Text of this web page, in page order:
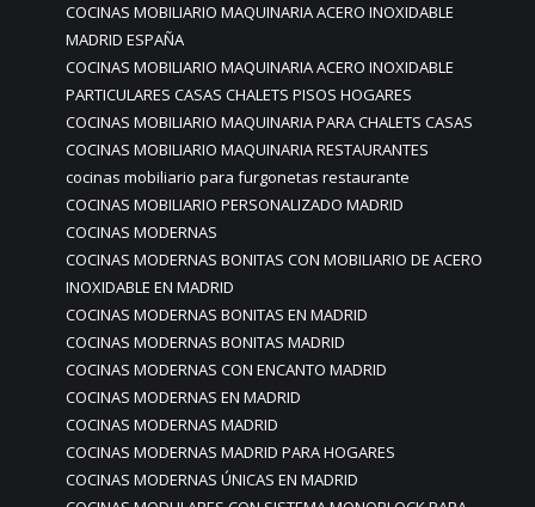
COCINAS MOBILIARIO MAQUINARIA ACERO INOXIDABLE
MADRID ESPAÑA
COCINAS MOBILIARIO MAQUINARIA ACERO INOXIDABLE
PARTICULARES CASAS CHALETS PISOS HOGARES
COCINAS MOBILIARIO MAQUINARIA PARA CHALETS CASAS
COCINAS MOBILIARIO MAQUINARIA RESTAURANTES
cocinas mobiliario para furgonetas restaurante
COCINAS MOBILIARIO PERSONALIZADO MADRID
COCINAS MODERNAS
COCINAS MODERNAS BONITAS CON MOBILIARIO DE ACERO
INOXIDABLE EN MADRID
COCINAS MODERNAS BONITAS EN MADRID
COCINAS MODERNAS BONITAS MADRID
COCINAS MODERNAS CON ENCANTO MADRID
COCINAS MODERNAS EN MADRID
COCINAS MODERNAS MADRID
COCINAS MODERNAS MADRID PARA HOGARES
COCINAS MODERNAS ÚNICAS EN MADRID